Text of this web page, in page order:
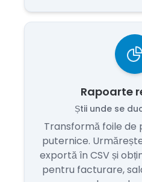
Rapoarte
Știi unde se
Transformă foile
puternice.
exportă în CSV și
pentru facturare,